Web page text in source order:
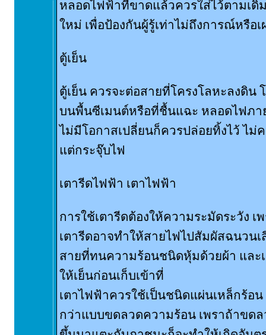
หลอดไฟฟ้าที่ขาดแล้วควรใส่ไว้ตามเดิ
ใหม่ เพื่อป้องกันผู้รู้เท่าไม่ถึงการณ์หรือเ
ตู้เย็น
ตู้เย็น ควรจะต่อสายที่โครงโลหะลงดิน
บนพื้นซีเมนต์หรือที่ชื้นแฉะ หลอดไฟภา
ไม่มีโอกาสเปลี่ยนก็ควรปล่อยทิ้งไว้ ไม่
แต่กระจุ๊บไฟ
เตารีดไฟฟ้า เตาไฟฟ้า
การใช้เตารีดต้องให้ความระมัดระวัง เ
เตารีดอาจทำให้สายไฟไปสัมผัสฉนวน
สายที่ทนความร้อนชนิดหุ้มด้วยผ้า และ
ให้เย็นก่อนเก็บเข้าที่
เตาไฟฟ้าควรใช้เป็นชนิดแผ่นเหล็กร้อน
กว่าแบบขดลวดความร้อน เพราถ้าขด